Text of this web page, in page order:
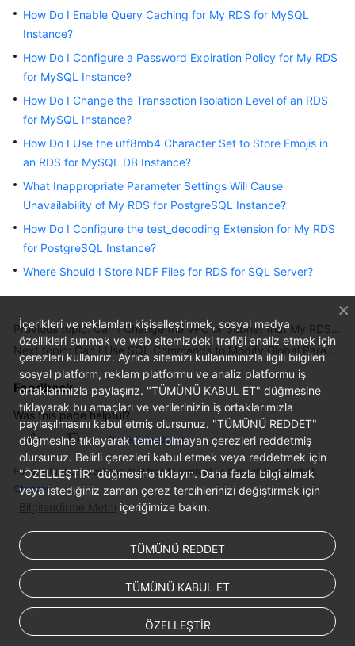
User
Best
Practices
Performance
Paper
API
Reference
SDK
Reference
FAQs
Troubleshooting
Videos
Glossary
More
Documents
General
Glossary
Shared
How Do I Enable Query Caching for My RDS for MySQL
Instance?
How Do I Configure a Password Expiration Policy for My RDS
for MySQL Instance?
How Do I Change the Transaction Isolation Level of an RDS
for MySQL Instance?
How Do I Use the utf8mb4 Character Set to Store Emojis in
an RDS for MySQL DB Instance?
What Inappropriate Parameter Settings Will Cause
Unavailability of My RDS for PostgreSQL Instance?
How Do I Configure the test_decoding Extension for My RDS
for PostgreSQL Instance?
Where Should I Store NDF Files for RDS for SQL Server?
Feedback
Was this page helpful?
Provide feedback
For any further questions, feel free to contact us through the chatbot.
Chatbot
İçerikleri ve reklamları kişiselleştirmek, sosyal medya
özellikleri sunmak ve web sitemizdeki trafiği analiz etmek için
çerezleri kullanırız. Ayrıca sitemizi kullanımınızla ilgili bilgileri
sosyal platform, reklam platformu ve analiz platformu iş
ortaklarımızla paylaşırız. "TÜMÜNÜ KABUL ET" düğmesine
tıklayarak bu amaçları ve verilerinizin iş ortaklarımızla
paylaşılmasını kabul etmiş olursunuz. "TÜMÜNÜ REDDET"
düğmesine tıklayarak temel olmayan çerezleri reddetmiş
olursunuz. Belirli çerezleri kabul etmek veya reddetmek için
"ÖZELLEŞTİR" düğmesine tıklayın. Daha fazla bilgi almak
veya istediğiniz zaman çerez tercihlerinizi değiştirmek için
Bilgilendirme Metni içeriğimize bakın.
TÜMÜNÜ REDDET
TÜMÜNÜ KABUL ET
ÖZELLEŞTİR